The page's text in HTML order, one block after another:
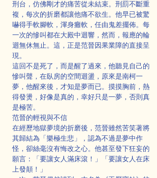
刑台，仿佛剛才的痛苦從未結束。刑罰不斷重
複，每次的折磨都讓他痛不欲生。他早已被驚
嚇得手軟腳軟，渾身癱軟，任由鬼差擺佈。每
一次的慘叫都在大殿中迴響，然而，報應的輪
迴無休無止。這，正是范晉因果業障的直接呈
現。
這回不是死了，而是醒了過來，他聽見自己的
慘叫聲，在臥房的空間迴盪，原來是南柯一
夢，他醒來後，才知是夢而已。摸摸胸前，熱
得發燙，好像是真的，幸好只是一夢，否則真
是極苦。
范晉的輕視與不信
在經歷地獄夢境的折磨後，范晉雖然苦笑著將
其歸結為「樂極生悲」，認為不過是夢中作
怪，卻絲毫沒有悔改之心。他甚至發下狂妄的
願言：「要讓女人滿床滾！」「要讓女人在床
上發顛！」